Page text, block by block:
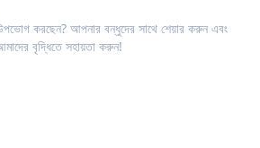
করছেন? আপনার বন্ধুদের সাথে শেয়ার করুন এবং
বৃদ্ধিতে সহায়তা করুন!